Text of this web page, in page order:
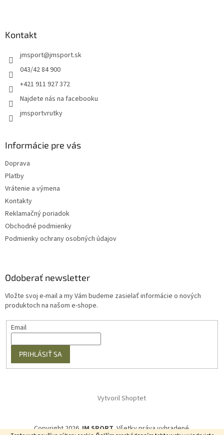
Kontakt
jmsport@jmsport.sk
043/42 84 900
+421 911 927 372
Najdete nás na facebooku
jmsportvrutky
Informácie pre vás
Doprava
Platby
Vrátenie a výmena
Kontakty
Reklamačný poriadok
Obchodné podmienky
Podmienky ochrany osobných údajov
Odoberať newsletter
Vložte svoj e-mail a my Vám budeme zasielať informácie o nových
produktoch na našom e-shope.
Email
PRIHLÁSIŤ SA
Vytvoril Shoptet
Copyright 2026JM SPORT. Všetky práva vyhradené.